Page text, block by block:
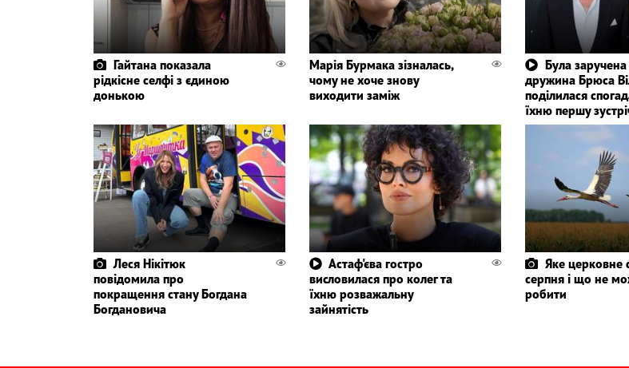
Гайтана показала
рідкісне селфі з єдиною
донькою
Марія Бурмака зізналась,
чому не хоче знову
виходити заміж
Була
дружина Брюса
поділилася
їхню першу
Леся Нікітюк
повідомила про
покращення стану Богдана
Богдановича
Астаф'єва гостро
висловилася про колег та
їхню розважальну
зайнятість
Яке церковне
серпня і що не
робити